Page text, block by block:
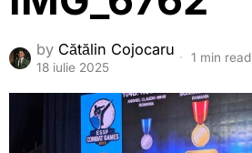
by Cătălin Cojocaru
18 iulie 2025
1 min read